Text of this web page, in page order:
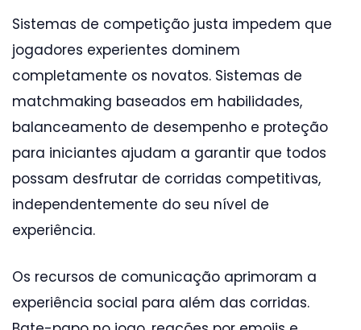
Sistemas de competição justa impedem que
jogadores experientes dominem
completamente os novatos. Sistemas de
matchmaking baseados em habilidades,
balanceamento de desempenho e proteção
para iniciantes ajudam a garantir que todos
possam desfrutar de corridas competitivas,
independentemente do seu nível de
experiência.
Os recursos de comunicação aprimoram a
experiência social para além das corridas.